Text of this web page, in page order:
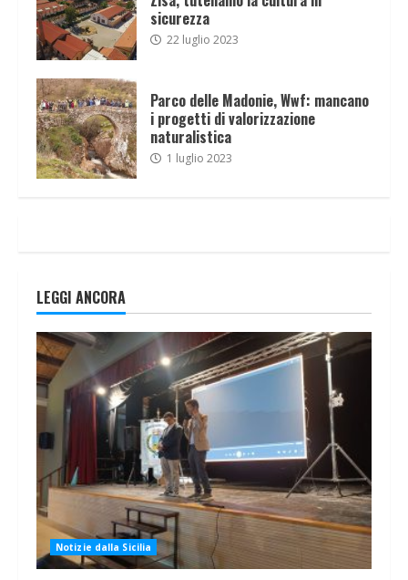
sicurezza
22 luglio 2023
Parco delle Madonie, Wwf: mancano
i progetti di valorizzazione
naturalistica
1 luglio 2023
LEGGI ANCORA
Notizie dalla Sicilia